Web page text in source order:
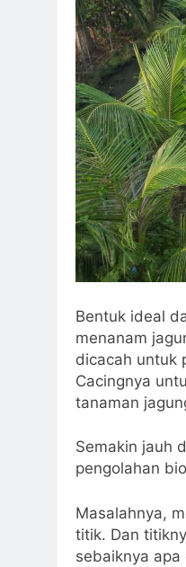
Bentuk ideal
menanam
dicacah untuk
Cacingnya
tanaman
Semakin jauh
pengolahan
Masalahnya,
titik. Dan
sebaiknya